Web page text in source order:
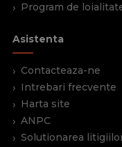
Program de
Asistenta
Contacteaza-ne
Intrebari frecvente
Harta site
ANPC
Solutionarea